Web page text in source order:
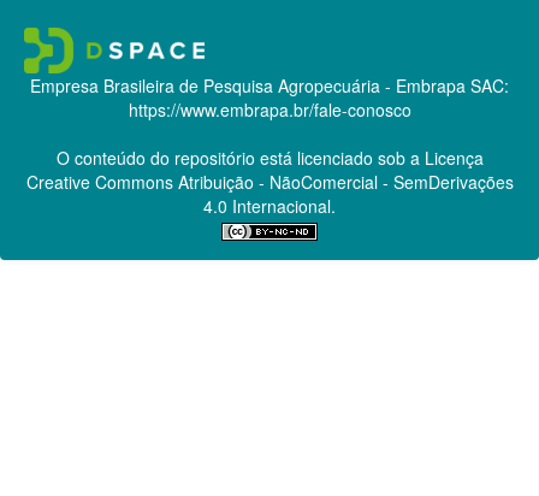
Empresa Brasileira de Pesquisa Agropecuária - Embrapa SAC:
https://www.embrapa.br/fale-conosco
O conteúdo do repositório está licenciado sob a Licença
Creative CommonsAtribuição - NãoComercial - SemDerivações
4.0 Internacional.